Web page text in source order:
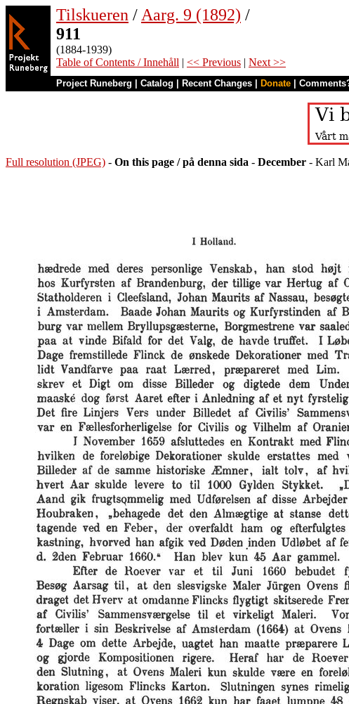
Tilskueren / Aarg. 9 (1892) /
911
(1884-1939)
Table of Contents / Innehåll | << Previous | Next >>
Project Runeberg Catalog Recent Changes Donate
Full resolution (JPEG) - On this page / på denna sida - December - Karl